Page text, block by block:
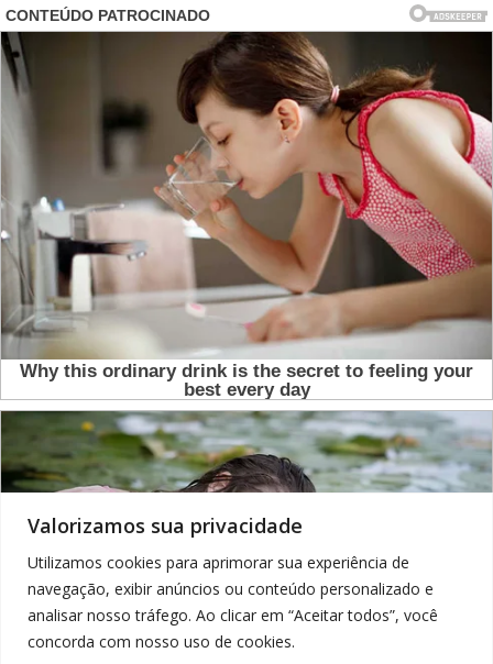
Valorizamos sua privacidade
Utilizamos cookies para aprimorar sua experiência de
navegação, exibir anúncios ou conteúdo personalizado e
analisar nosso tráfego. Ao clicar em “Aceitar todos”, você
concorda com nosso uso de cookies.